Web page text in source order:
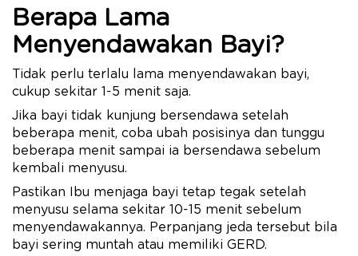
Berapa Lama
Menyendawakan Bayi?
Tidak perlu terlalu lama menyendawakan bayi,
cukup sekitar 1-5 menit saja.
Jika bayi tidak kunjung bersendawa setelah
beberapa menit, coba ubah posisinya dan tunggu
beberapa menit sampai ia bersendawa sebelum
kembali menyusu.
Pastikan Ibu menjaga bayi tetap tegak setelah
menyusu selama sekitar 10-15 menit sebelum
menyendawakannya. Perpanjang jeda tersebut bila
bayi sering muntah atau memiliki GERD.